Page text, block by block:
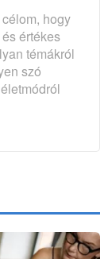
hogy
értékes
témákról
szó